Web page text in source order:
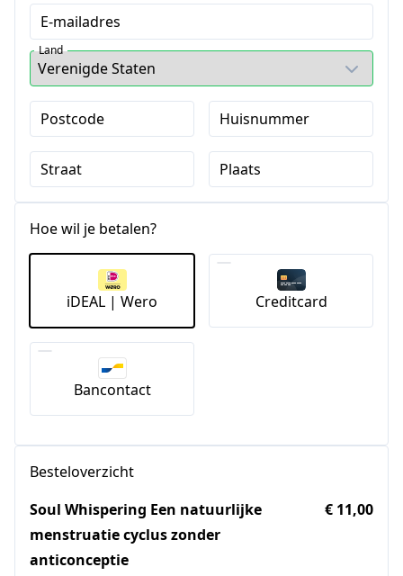
E-mailadres
Land
Postcode Huisnummer
Straat Plaats
Hoe wil je betalen?
iDEAL | Wero Creditcard
Bancontact
Besteloverzicht
Soul Whispering Een natuurlijke
menstruatie cyclus zonder
anticonceptie
€ 11,00